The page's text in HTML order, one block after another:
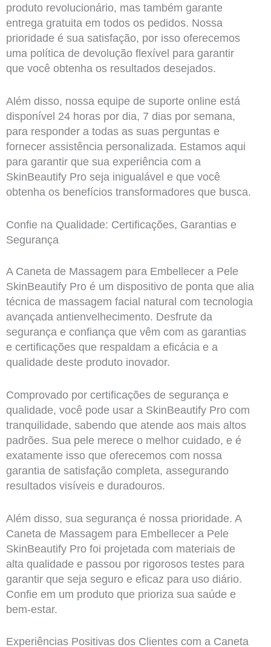
produto revolucionário, mas também garante
entrega gratuita em todos os pedidos. Nossa
prioridade é sua satisfação, por isso oferecemos
uma política de devolução flexível para garantir
que você obtenha os resultados desejados.
Além disso, nossa equipe de suporte online está
disponível 24 horas por dia, 7 dias por semana,
para responder a todas as suas perguntas e
fornecer assistência personalizada. Estamos aqui
para garantir que sua experiência com a
SkinBeautify Pro seja inigualável e que você
obtenha os benefícios transformadores que busca.
Confie na Qualidade: Certificações, Garantias e
Segurança
A Caneta de Massagem para Embellecer a Pele
SkinBeautify Pro é um dispositivo de ponta que alia
técnica de massagem facial natural com tecnologia
avançada antienvelhecimento. Desfrute da
segurança e confiança que vêm com as garantias
e certificações que respaldam a eficácia e a
qualidade deste produto inovador.
Comprovado por certificações de segurança e
qualidade, você pode usar a SkinBeautify Pro com
tranquilidade, sabendo que atende aos mais altos
padrões. Sua pele merece o melhor cuidado, e é
exatamente isso que oferecemos com nossa
garantia de satisfação completa, assegurando
resultados visíveis e duradouros.
Além disso, sua segurança é nossa prioridade. A
Caneta de Massagem para Embellecer a Pele
SkinBeautify Pro foi projetada com materiais de
alta qualidade e passou por rigorosos testes para
garantir que seja seguro e eficaz para uso diário.
Confie em um produto que prioriza sua saúde e
bem-estar.
Experiências Positivas dos Clientes com a Caneta